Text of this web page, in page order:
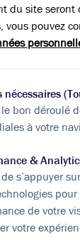
D E F
gaz à effet
votre
peuvent
du site seront
vous pouvez
nécessaires
bon déroulé
à votre
&
s’appuyer
de votre
votre